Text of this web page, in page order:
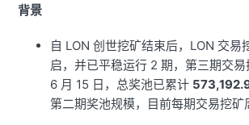
背景
自 LON 创世挖矿结束后，LON 交易
启，并已平稳运行 2 期，第三期交
6 月 15 日，总奖池已累计
第二期奖池规模，目前每期交易挖矿